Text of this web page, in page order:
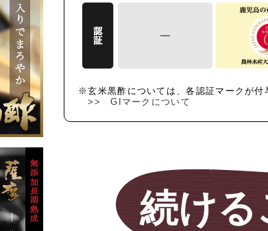
※玄米黒酢については、各認証マークが付
>> GIマークについて
続ける